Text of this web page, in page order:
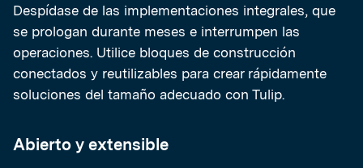
Despídase de las implementaciones integrales, que
se prologan durante meses e interrumpen las
operaciones. Utilice bloques de construcción
conectados y reutilizables para crear rápidamente
soluciones del tamaño adecuado con Tulip.
Abierto y extensible